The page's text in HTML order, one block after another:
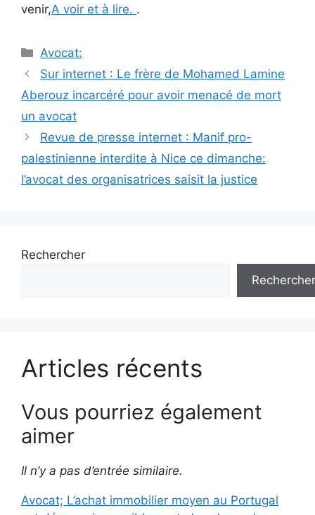
venir,A voir et à lire. .
Catégories
Avocat:
Navigation
des
Sur internet : Le frère de Mohamed Lamine
Aberouz incarcéré pour avoir menacé de mort
un avocat
Revue de presse internet : Manif pro-
palestinienne interdite à Nice ce dimanche:
l’avocat des organisatrices saisit la justice
Rechercher
Rechercher
Articles récents
Vous pourriez également
aimer
Il n’y a pas d’entrée similaire.
Avocat; L’achat immobilier moyen au Portugal